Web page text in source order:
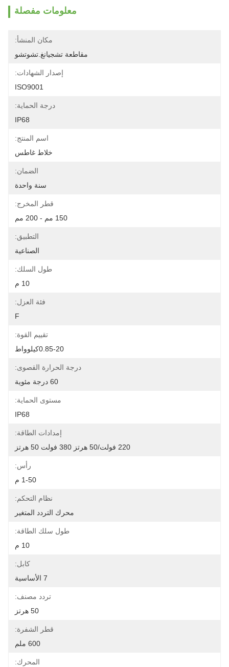
معلومات مفصلة
مكان المنشأ:
مقاطعة تشجيانغ.تشوتشو
إصدار الشهادات:
ISO9001
درجة الحماية:
IP68
اسم المنتج:
خلاط غاطس
الضمان:
سنة واحدة
قطر المخرج:
150 مم - 200 مم
التطبيق:
الصناعية
طول السلك:
10 م
فئة العزل:
F
تقييم القوة:
0.85-20كيلوواط
درجة الحرارة القصوى:
60 درجة مئوية
مستوى الحماية:
IP68
إمدادات الطاقة:
220 فولت/50 هرتز 380 فولت 50 هرتز
رأس:
1-50 م
نظام التحكم:
محرك التردد المتغير
طول سلك الطاقة:
10 م
كابل:
7 الأساسية
تردد مصنف:
50 هرتز
قطر الشفرة:
600 ملم
المحرك: